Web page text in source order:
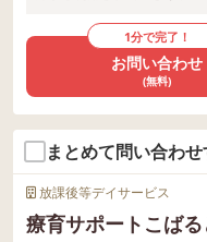
1分で完了！
お問い合わせ
(無料)
まとめて問い合わせ
放課後等デイサービス
療育サポートこばる